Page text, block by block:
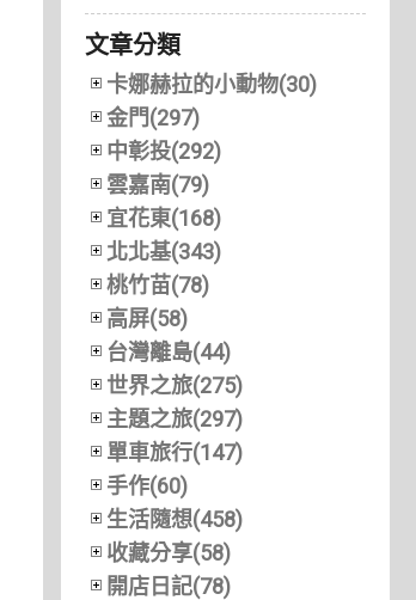
文章分類
卡娜赫拉的小動物(30)
金門(297)
中彰投(292)
雲嘉南(79)
宜花東(168)
北北基(343)
桃竹苗(78)
高屏(58)
台灣離島(44)
世界之旅(275)
主題之旅(297)
單車旅行(147)
手作(60)
生活隨想(458)
收藏分享(58)
開店日記(78)